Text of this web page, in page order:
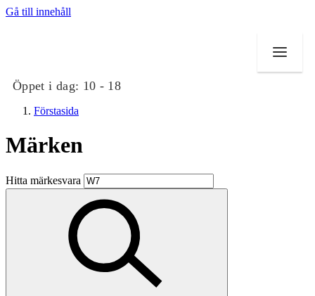
Gå till innehåll
Öppet i dag: 10 - 18
Butiker
Mat och dryck
Evenemang
Erbjudanden
Förstasida
Märken
Hitta märkesvara